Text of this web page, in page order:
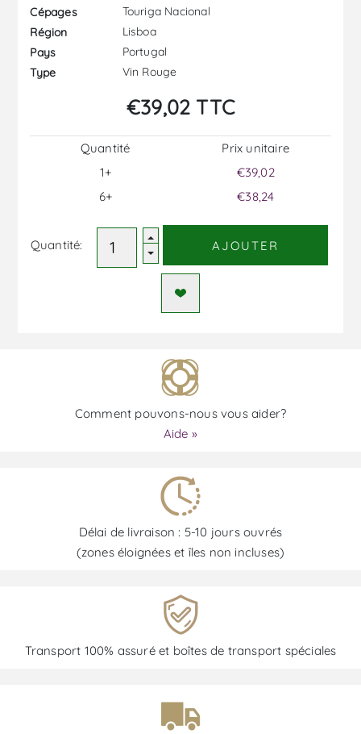
Cépages
Touriga Nacional
Région
Lisboa
Pays
Portugal
Type
Vin Rouge
€39,02 TTC
Quantité
1+
6+
Prix ​​unitaire
€39,02
€38,24
Quantité: AJOUTER
Comment pouvons-nous vous aider?
Aide »
Délai de livraison : 5-10 jours ouvrés
(zones éloignées et îles non incluses)
Transport 100% assuré et boîtes de transport spéciales